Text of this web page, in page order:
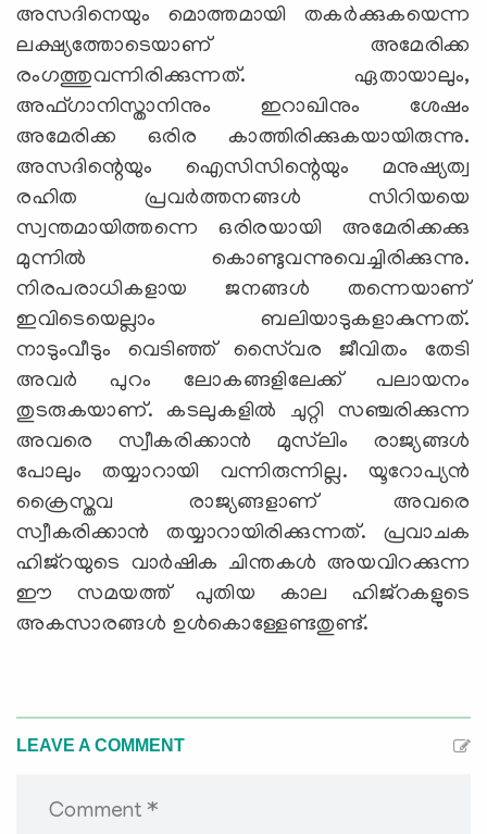
അസദിനെയും മൊത്തമായി തകര്‍ക്കുകയെന്ന
ലക്ഷ്യത്തോടെയാണ് അമേരിക്ക
രംഗത്തുവന്നിരിക്കുന്നത്. ഏതായാലും,
അഫ്ഗാനിസ്താനിനും ഇറാഖിനും ശേഷം
അമേരിക്ക ഒരിര കാത്തിരിക്കുകയായിരുന്നു.
അസദിന്റെയും ഐസിസിന്റെയും മനുഷ്യത്വ
രഹിത പ്രവര്‍ത്തനങ്ങള്‍ സിറിയയെ
സ്വന്തമായിത്തന്നെ ഒരിരയായി അമേരിക്കക്കു
മുന്നില്‍ കൊണ്ടുവന്നുവെച്ചിരിക്കുന്നു.
നിരപരാധികളായ ജനങ്ങള്‍ തന്നെയാണ്
ഇവിടെയെല്ലാം ബലിയാടുകളാകുന്നത്.
നാടുംവീടും വെടിഞ്ഞ് സൈ്വര ജീവിതം തേടി
അവര്‍ പുറം ലോകങ്ങളിലേക്ക് പലായനം
തുടരുകയാണ്. കടലുകളില്‍ ചുറ്റി സഞ്ചരിക്കുന്ന
അവരെ സ്വീകരിക്കാന്‍ മുസ്‌ലിം രാജ്യങ്ങള്‍
പോലും തയ്യാറായി വന്നിരുന്നില്ല. യൂറോപ്യന്‍
ക്രൈസ്തവ രാജ്യങ്ങളാണ് അവരെ
സ്വീകരിക്കാന്‍ തയ്യാറായിരിക്കുന്നത്. പ്രവാചക
ഹിജ്‌റയുടെ വാര്‍ഷിക ചിന്തകള്‍ അയവിറക്കുന്ന
ഈ സമയത്ത് പുതിയ കാല ഹിജ്‌റകളുടെ
അകസാരങ്ങള്‍ ഉള്‍കൊള്ളേണ്ടതുണ്ട്.
LEAVE A COMMENT
Comment *